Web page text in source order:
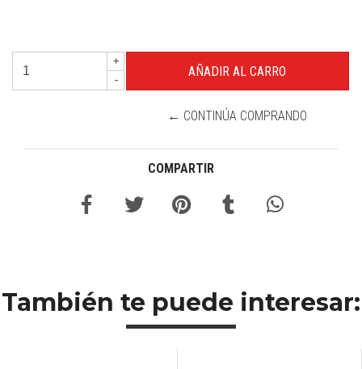
+
-
← CONTINÚA COMPRANDO
COMPARTIR
También te puede interesar: